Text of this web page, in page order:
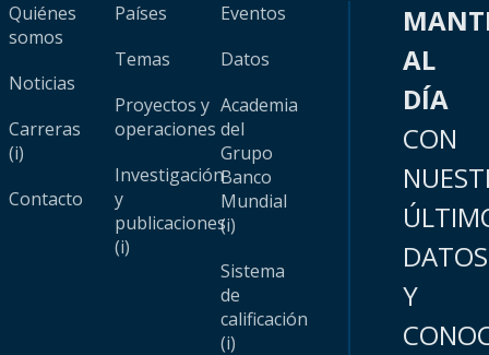
Quiénes
somos
Noticias
Carreras
(i)
Contacto
Países
Temas
Proyectos y
operaciones
Investigación
y
publicaciones
(i)
Eventos
Datos
Academia
del
Grupo
Banco
Mundial
(i)
Sistema
de
calificación
(i)
AL
DÍA
CON
DATOS
Y